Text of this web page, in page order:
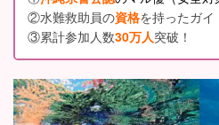
②水難救助員の資格を持ったガイ
③累計参加人数30万人突破！